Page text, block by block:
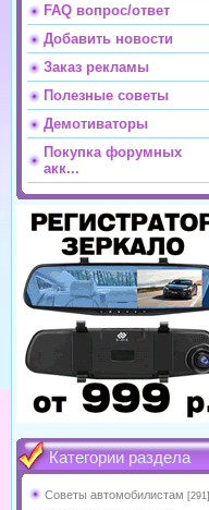
FAQ вопрос/ответ
Добавить новости
Заказ рекламы
Полезные советы
Демотиваторы
Покупка форумных
акк...
Категории раздела
Советы автомобилистам [291]